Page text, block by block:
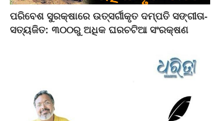
ପରିବେଶ ସୁରକ୍ଷାରେ ଉତ୍ସର୍ଗୀକୃତ ଦମ୍ପତି ସଙ୍ଗୀତା-
ସତ୍ୟଜିତ: ୩୦୦ରୁ ଅଧିକ ଘରଚଟିଆ ସଂରକ୍ଷଣ